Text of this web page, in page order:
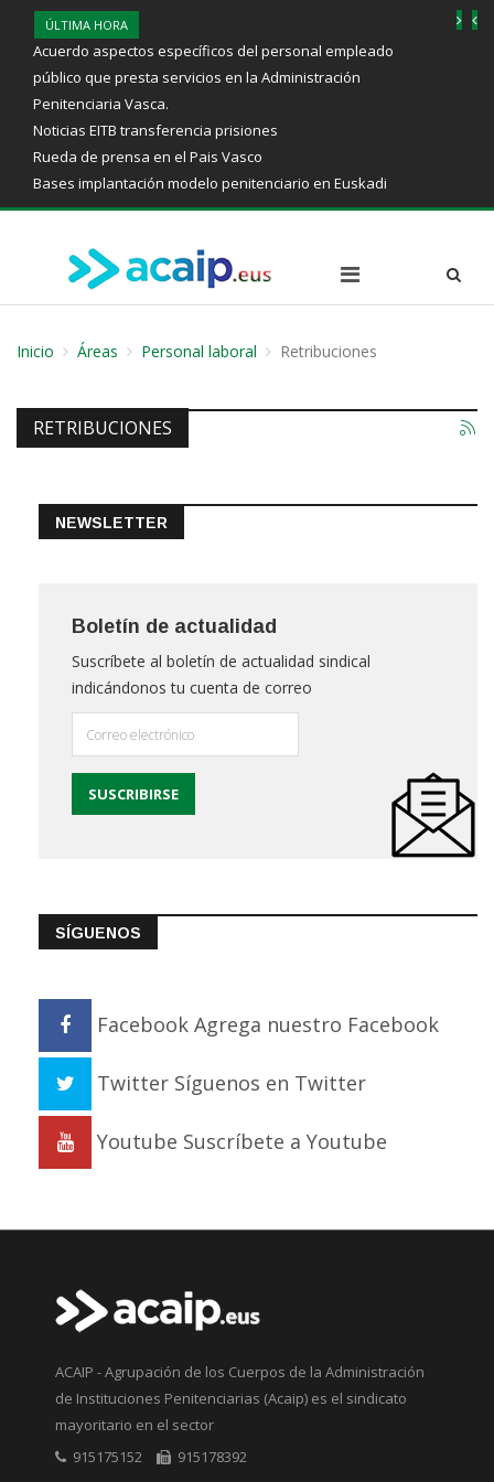
ÚLTIMA HORA
Acuerdo aspectos específicos del personal empleado
público que presta servicios en la Administración
Penitenciaria Vasca.
Noticias EITB transferencia prisiones
Rueda de prensa en el Pais Vasco
Bases implantación modelo penitenciario en Euskadi
Inicio Áreas Personal laboral Retribuciones
RETRIBUCIONES
NEWSLETTER
Boletín de actualidad
Suscríbete al boletín de actualidad sindical
indicándonos tu cuenta de correo
SÍGUENOS
Facebook Agrega nuestro Facebook
Twitter Síguenos en Twitter
Youtube Suscríbete a Youtube
ACAIP - Agrupación de los Cuerpos de la Administración
de Instituciones Penitenciarias (Acaip) es el sindicato
mayoritario en el sector
915175152
915178392